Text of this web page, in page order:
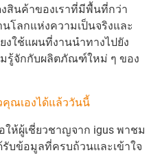
สินค้าของเราที่มีพื้นที่กว่า
โลกแห่งความเป็นจริงและ
งใช้แผนที่งานนำทางไปยัง
รู้จักกับผลิตภัณฑ์ใหม่ ๆ ของ
ณเองได้แล้ววันนี้
ห้ผู้เชี่ยวชาญจาก igus พาชม
บข้อมูลที่ครบถ้วนและเข้าใจ